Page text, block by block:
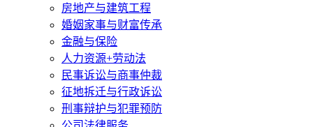
房地产与建筑工程
婚姻家事与财富传承
金融与保险
人力资源+劳动法
民事诉讼与商事仲裁
征地拆迁与行政诉讼
刑事辩护与犯罪预防